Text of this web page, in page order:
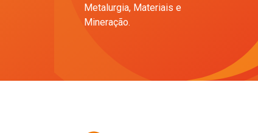
Metalurgia, Materiais e
Mineração.